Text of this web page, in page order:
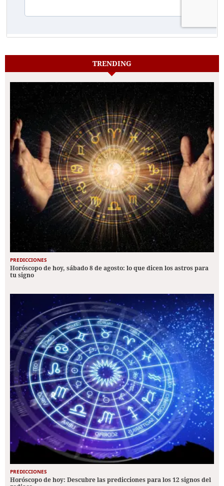
TRENDING
PREDICCIONES
Horóscopo de hoy, sábado 8 de agosto: lo que dicen los astros para
tu signo
PREDICCIONES
Horóscopo de hoy: Descubre las predicciones para los 12 signos del